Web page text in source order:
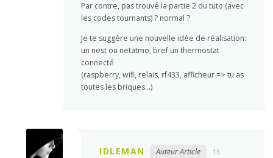
Par contre, pas trouvé la partie 2 du tuto (avec
les codes tournants) ? normal ?
Je te suggère une nouvelle idée de réalisation:
un nest ou netatmo, bref un thermostat
connecté
(raspberry, wifi, relais, rf433, afficheur => tu as
toutes les briques…)
IDLEMAN Auteur Article
13